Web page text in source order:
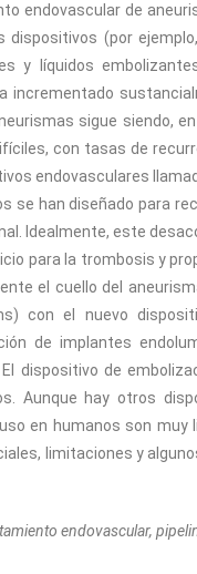
endovascular de
dispositivos (por
y líquidos
sigue siendo,
con tasas de
endovasculares
se han diseñado para
Idealmente, este
para la trombosis y
el cuello del
con el nuevo
de implantes
dispositivo de
Aunque hay otros
en humanos son muy
limitaciones y
endovascular,